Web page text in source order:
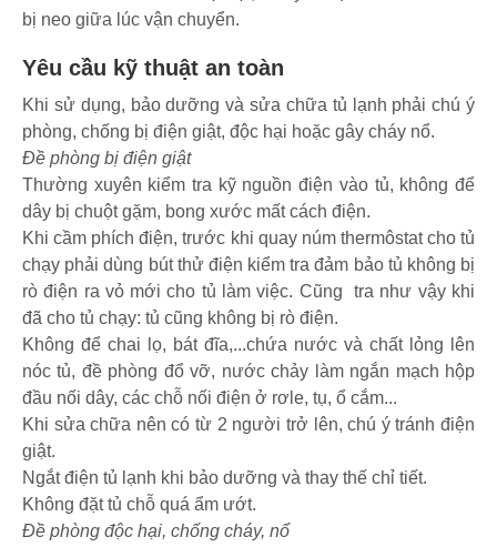
bị neo giữa lúc vận chuyển.
Yêu cầu kỹ thuật an toàn
Khi sử dụng, bảo dưỡng và sửa chữa tủ lạnh phải chú ý
phòng, chống bị điện giật, độc hại hoặc gây cháy nổ.
Đề phòng bị điện giật
Thường xuyên kiểm tra kỹ nguồn điện vào tủ, không để
dây bị chuột gặm, bong xước mất cách điện.
Khi cầm phích điện, trước khi quay núm thermôstat cho tủ
chạy phải dùng bút thử điện kiểm tra đảm bảo tủ không bị
rò điện ra vỏ mới cho tủ làm việc. Cũng tra như vậy khi
đã cho tủ chạy: tủ cũng không bị rò điện.
Không để chai lọ, bát đĩa,...chứa nước và chất lỏng lên
nóc tủ, đề phòng đổ vỡ, nước chảy làm ngắn mạch hộp
đầu nối dây, các chỗ nối điện ở rơle, tụ, ổ cắm...
Khi sửa chữa nên có từ 2 người trở lên, chú ý tránh điện
giật.
Ngắt điện tủ lạnh khi bảo dưỡng và thay thế chỉ tiết.
Không đặt tủ chỗ quá ẩm ướt.
Đề phòng độc hại, chống cháy, nổ